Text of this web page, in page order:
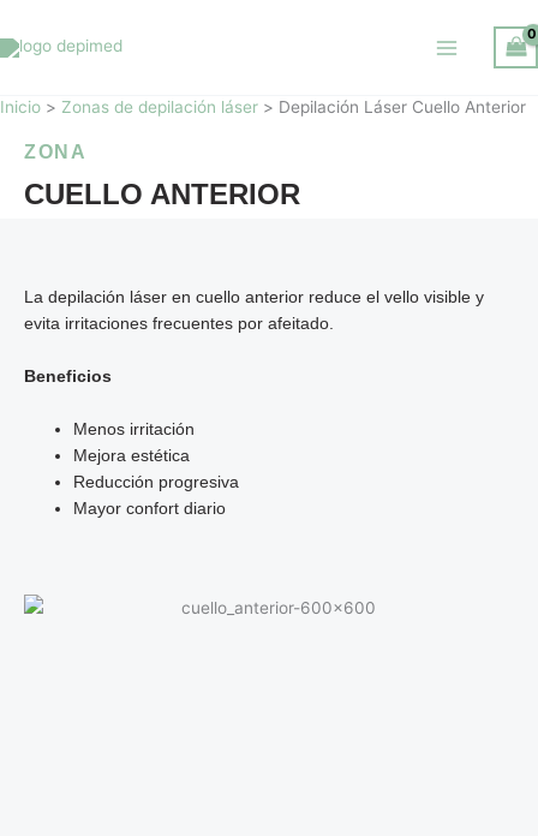
al
Inicio Zonas de depilación láser Depilación Láser Cuello Anterior
ZONA
CUELLO ANTERIOR
La depilación láser en cuello anterior reduce el vello visible y
evita irritaciones frecuentes por afeitado.
Beneficios
Menos irritación
Mejora estética
Reducción progresiva
Mayor confort diario